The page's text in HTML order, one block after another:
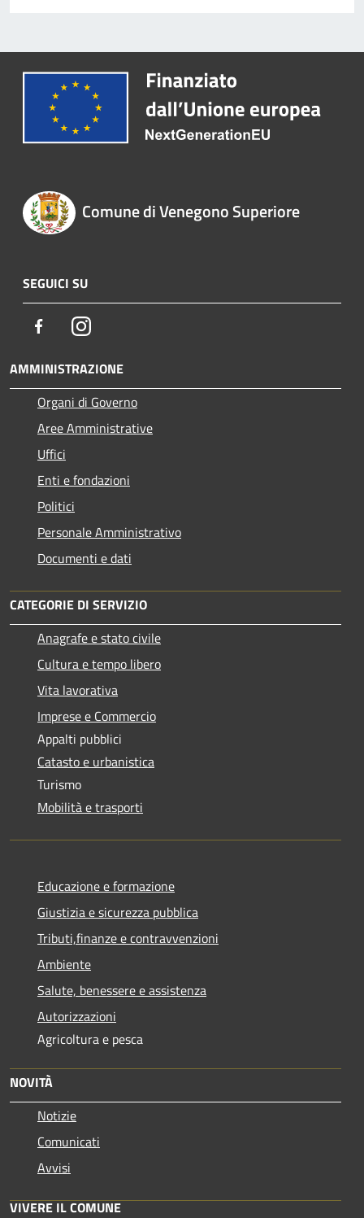
Comune di Venegono Superiore
SEGUICI SU
FacebookInstagram
AMMINISTRAZIONE
Organi di Governo
Aree Amministrative
Uffici
Enti e fondazioni
Politici
Personale Amministrativo
Documenti e dati
CATEGORIE DI SERVIZIO
Anagrafe e stato civile
Cultura e tempo libero
Vita lavorativa
Imprese e Commercio
Appalti pubblici
Catasto e urbanistica
Turismo
Mobilità e trasporti
Educazione e formazione
Giustizia e sicurezza pubblica
Tributi,finanze e contravvenzioni
Ambiente
Salute, benessere e assistenza
Autorizzazioni
Agricoltura e pesca
NOVITÀ
Notizie
Comunicati
Avvisi
VIVERE IL COMUNE